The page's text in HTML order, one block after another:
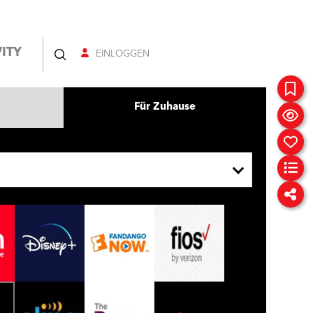
EINLOGGEN
Für Zuhause